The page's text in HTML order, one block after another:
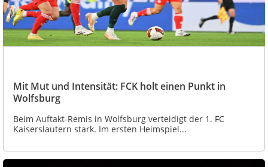
Mit Mut und Intensität: FCK holt einen Punkt in
Wolfsburg
Beim Auftakt-Remis in Wolfsburg verteidigt der 1. FC
Kaiserslautern stark. Im ersten Heimspiel...